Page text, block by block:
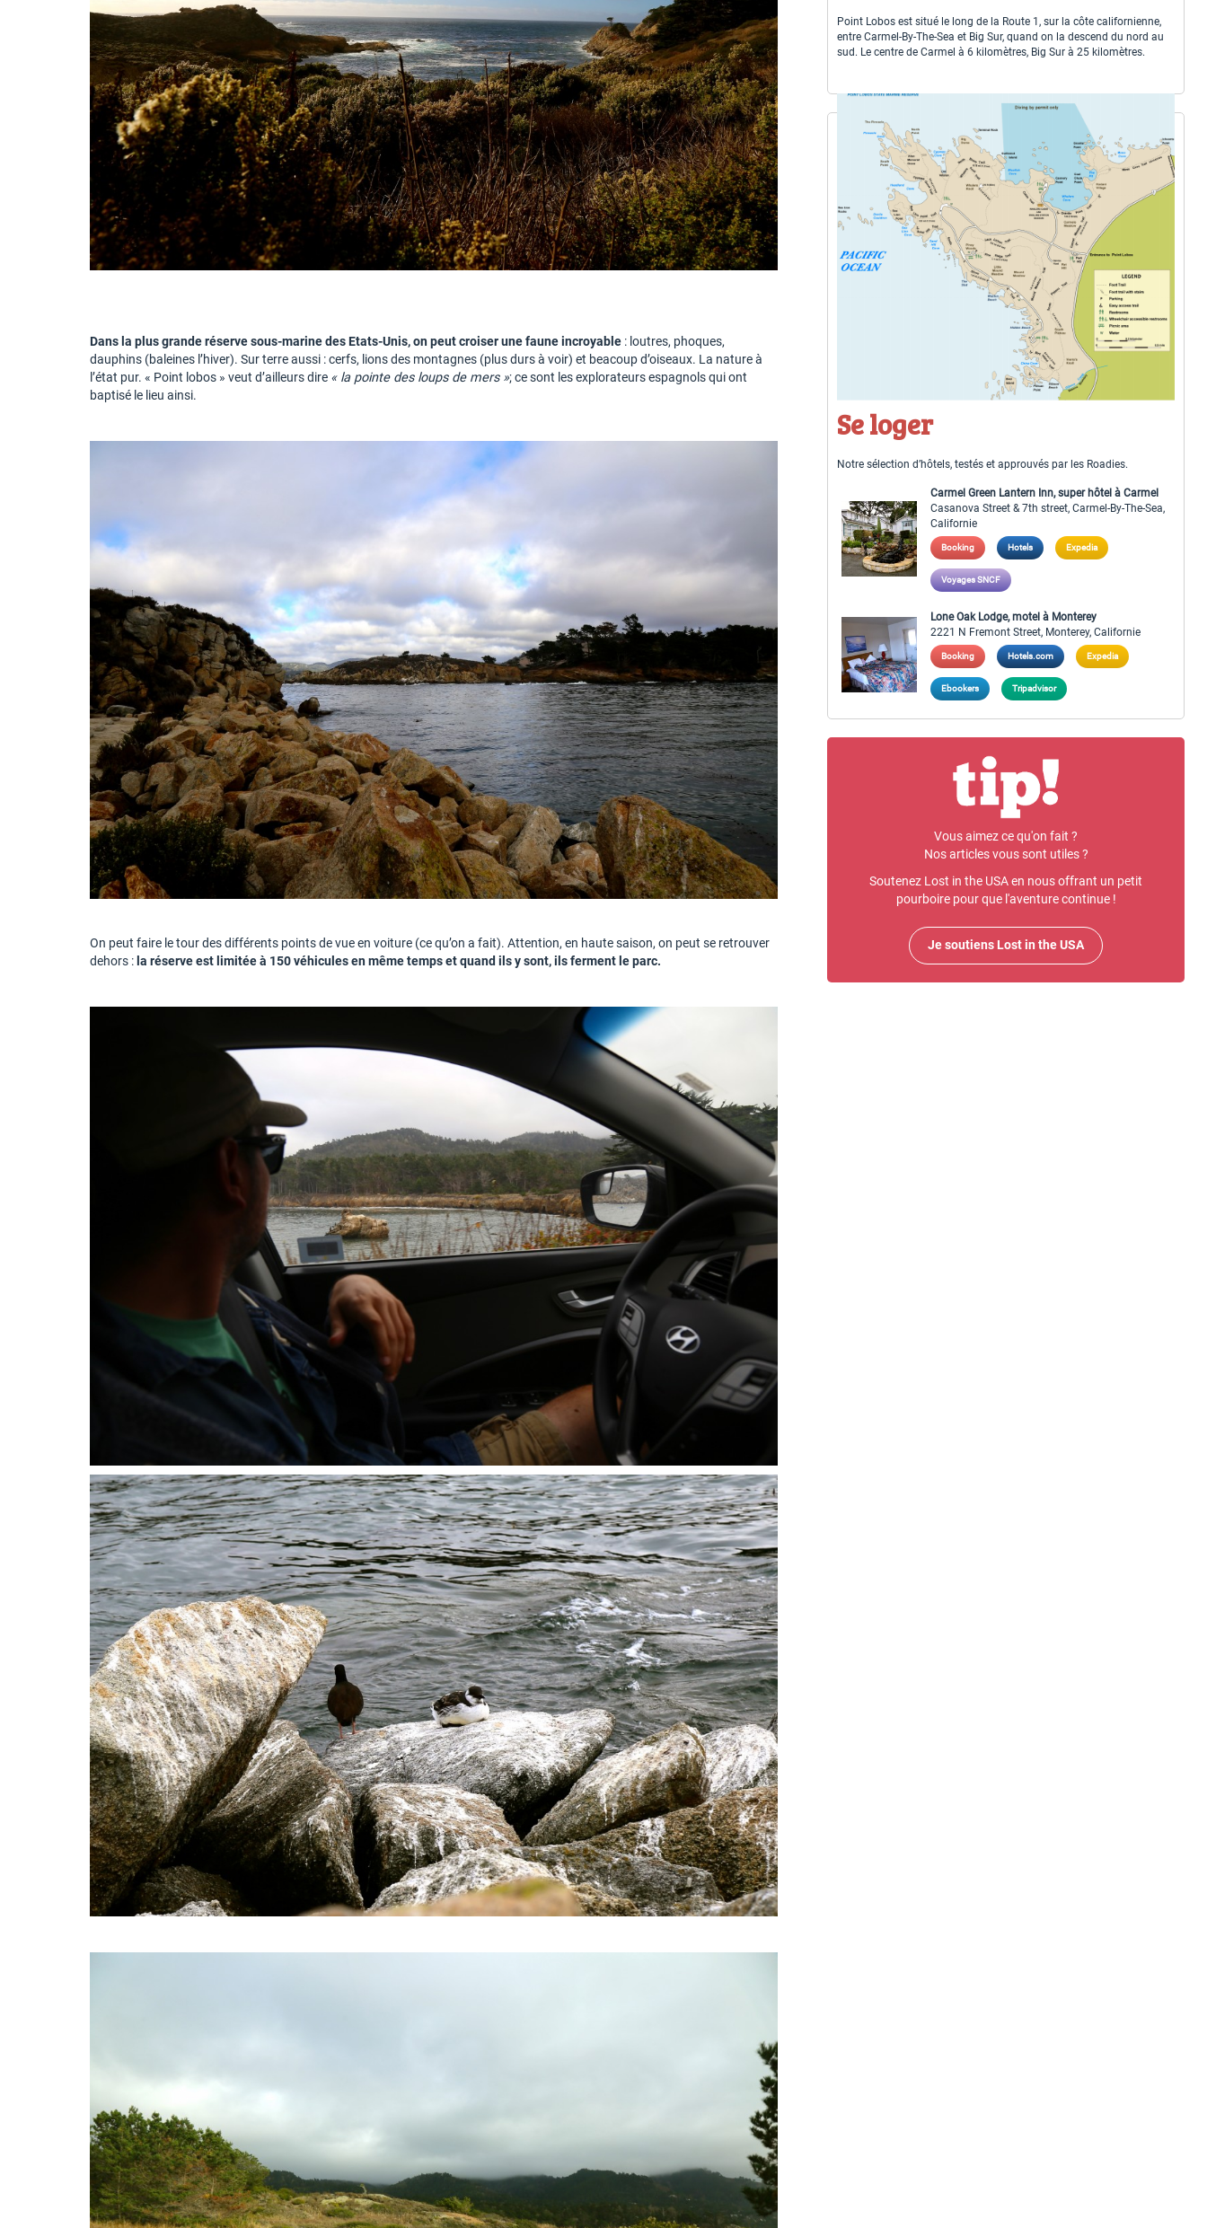
Dans la plus grande réserve sous-marine des Etats-Unis, on peut croiser une faune incroyable : loutres, phoques,
dauphins (baleines l’hiver). Sur terre aussi : cerfs, lions des montagnes (plus durs à voir) et beacoup d’oiseaux. La nature à
l’état pur. « Point lobos » veut d’ailleurs dire « la pointe des loups de mers »; ce sont les explorateurs espagnols qui ont
baptisé le lieu ainsi.
On peut faire le tour des différents points de vue en voiture (ce qu’on a fait). Attention, en haute saison, on peut se retrouver
dehors : la réserve est limitée à 150 véhicules en même temps et quand ils y sont, ils ferment le parc.
Point Lobos est situé le long de la Route 1, sur la côte californienne,
entre Carmel-By-The-Sea et Big Sur, quand on la descend du nord au
sud. Le centre de Carmel à 6 kilomètres, Big Sur à 25 kilomètres.
Se loger
Notre sélection d’hôtels, testés et approuvés par les Roadies.
Carmel Green Lantern Inn, super hôtel à Carmel
Casanova Street & 7th street, Carmel-By-The-Sea,
Californie
Booking Hotels Expedia
Voyages SNCF
Lone Oak Lodge, motel à Monterey
2221 N Fremont Street, Monterey, Californie
Booking Hotels.com Expedia
Ebookers Tripadvisor
Vous aimez ce qu'on fait ?
Nos articles vous sont utiles ?
Soutenez Lost in the USA en nous offrant un petit
pourboire pour que l'aventure continue !
Je soutiens Lost in the USA